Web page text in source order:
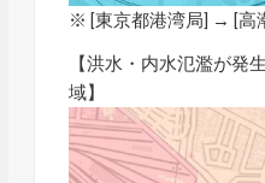
※ [東京都港湾局] → [高
【洪水・内水氾濫が発
域】